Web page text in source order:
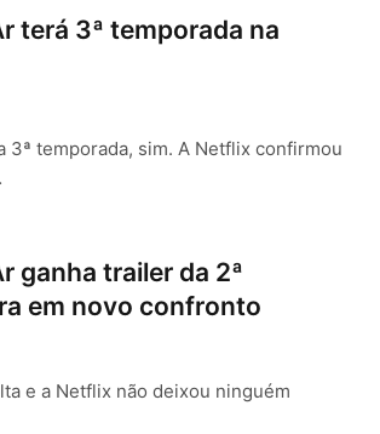
terá 3ª temporada na
3ª temporada, sim. A Netflix confirmou
ganha trailer da 2ª
em novo confronto
e a Netflix não deixou ninguém